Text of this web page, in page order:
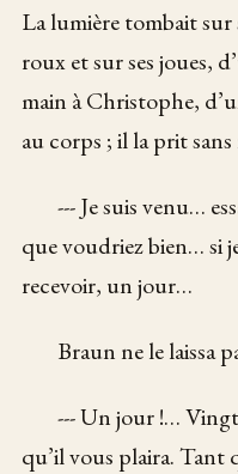
La lumière tombait sur
roux et sur ses joues,
main à Christophe,
au corps ; il la prit
--- Je suis venu…
que voudriez bien… si
recevoir, un jour…
Braun ne le laissa
--- Un jour !…
qu’il vous plaira. Tant